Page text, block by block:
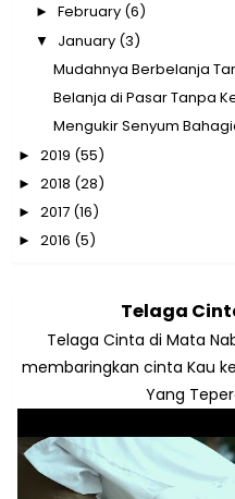
► February (6)
▼ January (3)
Mudahnya Berbelanja
Belanja di Pasar Tanpa
Mengukir Senyum
►2019 (55)
►2018 (28)
►2017 (16)
►2016 (5)
Telaga
Telaga Cinta di Mata
membaringkan cinta Kau
Yang